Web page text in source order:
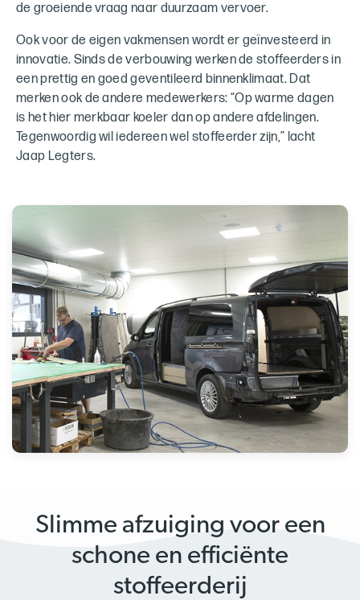
de groeiende vraag naar duurzaam vervoer.
Ook voor de eigen vakmensen wordt er geïnvesteerd in
innovatie. Sinds de verbouwing werken de stoffeerders in
een prettig en goed geventileerd binnenklimaat. Dat
merken ook de andere medewerkers: “Op warme dagen
is het hier merkbaar koeler dan op andere afdelingen.
Tegenwoordig wil iedereen wel stoffeerder zijn,” lacht
Jaap Legters.
Slimme afzuiging voor een
schone en efficiënte
stoffeerderij